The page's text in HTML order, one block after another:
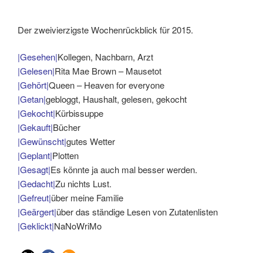
Der zweivierzigste Wochenrückblick für 2015.
|Gesehen|Kollegen, Nachbarn, Arzt
|Gelesen|Rita Mae Brown – Mausetot
|Gehört|Queen – Heaven for everyone
|Getan|gebloggt, Haushalt, gelesen, gekocht
|Gekocht|Kürbissuppe
|Gekauft|Bücher
|Gewünscht|gutes Wetter
|Geplant|Plotten
|Gesagt|Es könnte ja auch mal besser werden.
|Gedacht|Zu nichts Lust.
|Gefreut|über meine Familie
|Geärgert|über das ständige Lesen von Zutatenlisten
|Geklickt|NaNoWriMo